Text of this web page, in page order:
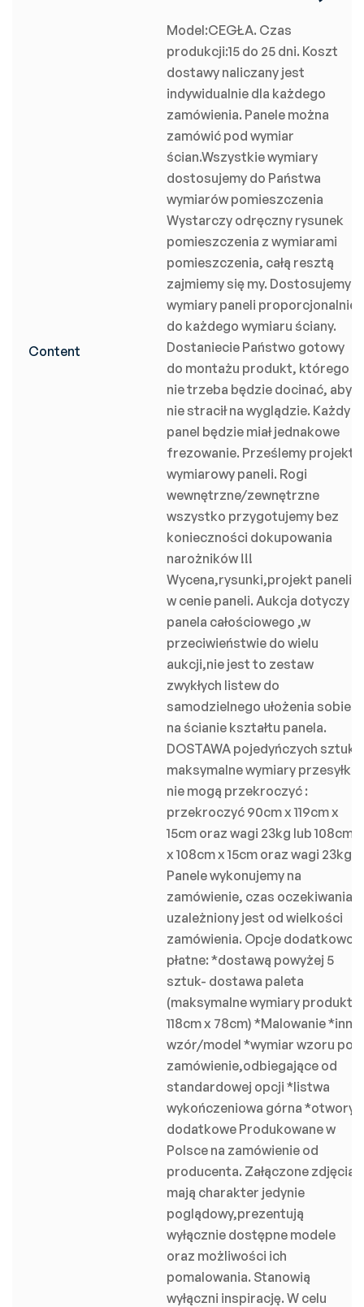
Content
Model:CEGŁA. Czas
produkcji:15 do 25 dni. Koszt
dostawy naliczany jest
indywidualnie dla każdego
zamówienia. Panele można
zamówić pod wymiar
ścian.Wszystkie wymiary
dostosujemy do Państwa
wymiarów pomieszczenia
Wystarczy odręczny rysunek
pomieszczenia z wymiarami
pomieszczenia, całą resztą
zajmiemy się my. Dostosujemy
wymiary paneli proporcjonalnie
do każdego wymiaru ściany.
Dostaniecie Państwo gotowy
do montażu produkt, którego
nie trzeba będzie docinać, aby
nie stracił na wyglądzie. Każdy
panel będzie miał jednakowe
frezowanie. Prześlemy projekt
wymiarowy paneli. Rogi
wewnętrzne/zewnętrzne
wszystko przygotujemy bez
konieczności dokupowania
narożników !!!
Wycena,rysunki,projekt paneli
w cenie paneli. Aukcja dotyczy
panela całościowego ,w
przeciwieństwie do wielu
aukcji,nie jest to zestaw
zwykłych listew do
samodzielnego ułożenia sobie
na ścianie kształtu panela.
DOSTAWA pojedyńczych sztuk:
maksymalne wymiary przesyłki
nie mogą przekroczyć :
przekroczyć 90cm x 119cm x
15cm oraz wagi 23kg lub 108cm
x 108cm x 15cm oraz wagi 23kg.
Panele wykonujemy na
zamówienie, czas oczekiwania
uzależniony jest od wielkości
zamówienia. Opcje dodatkowo
płatne: *dostawą powyżej 5
sztuk- dostawa paleta
(maksymalne wymiary produktu
118cm x 78cm) *Malowanie *inny
wzór/model *wymiar wzoru pod
zamówienie,odbiegające od
standardowej opcji *listwa
wykończeniowa górna *otwory
dodatkowe Produkowane w
Polsce na zamówienie od
producenta. Załączone zdjęcia
mają charakter jedynie
poglądowy,prezentują
wyłącznie dostępne modele
oraz możliwości ich
pomalowania. Stanowią
wyłączni inspirację. W celu